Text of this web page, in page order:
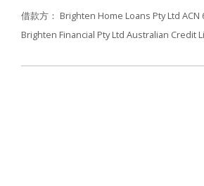
借款方： Brighten Home Loans Pty Ltd ACN
Brighten Financial Pty Ltd Australian Credit